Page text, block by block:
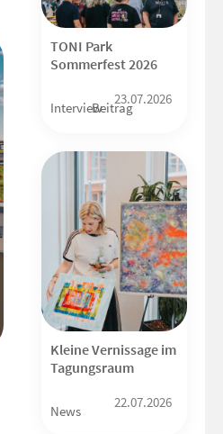
TONI Park
Sommerfest 2026
InterviewBeitrag
23.07.2026
Kleine Vernissage im
Tagungsraum
News
22.07.2026